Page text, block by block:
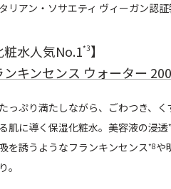
リアン・ソサエティ ヴィーガン認
粧水人気No.1*3】
ンキンセンス ウォーター
っぷり満たしながら、ごわつき、く
肌に導く保湿化粧水。美容液の浸透
を誘うようなフランキンセンス*8や
。